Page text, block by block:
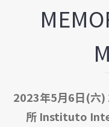
2023年5月6日(六)
所 Instituto